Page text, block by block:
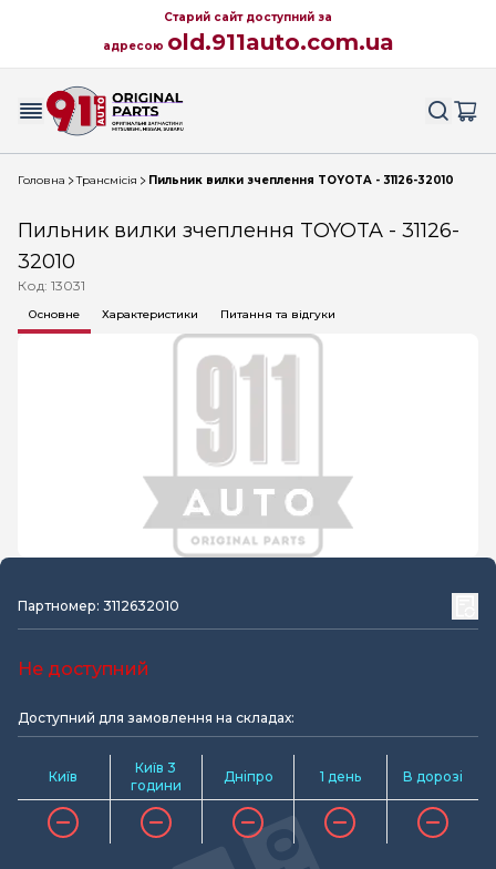
Старий сайт доступний за
адресою old.911auto.com.ua
Головна Трансмісія Пильник вилки зчеплення TOYOTA - 31126-32010
Пильник вилки зчеплення TOYOTA - 31126-
32010
Код: 13031
Основне Характеристики Питання та відгуки
Партномер: 3112632010
Не доступний
Доступний для замовлення на складах:
Київ
Київ 3
години
Дніпро 1 день В дорозі